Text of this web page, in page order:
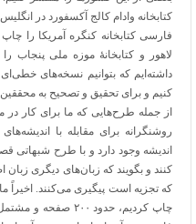
کتابخانه وادام کالج آکسفورد در
فارسی کتابخانه کنگره آمریکا را
لاهور و کتابخانۀ موزه ملی پنجاب
داشته‌ایم که بتوانیم نسخه‌های
کنیم و برای تحقیق و تصحیح به محققین
از جمله طرح‌هایی که ما برای کار
روشنگرانه برای مقابله با
اندیشه وجود دارد و با طرح شبهاتی
کنند و بگویند که زبان‌های دیگری
که تجزیه است پیگیری می‌کنند. اخیراً